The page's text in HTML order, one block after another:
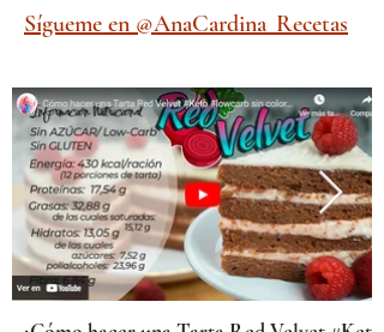
Sígueme en @AnaCardina_Recetas